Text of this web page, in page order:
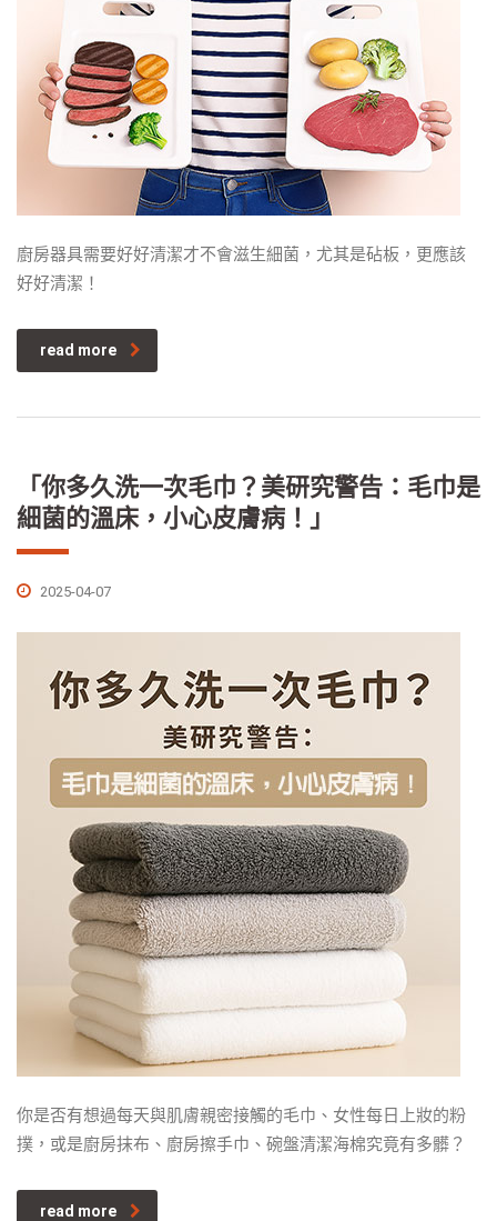
廚房器具需要好好清潔才不會滋生細菌，尤其是砧板，更應該
好好清潔！
read more
「你多久洗一次毛巾？美研究警告：毛巾是
細菌的溫床，小心皮膚病！」
2025-04-07
你是否有想過每天與肌膚親密接觸的毛巾、女性每日上妝的粉
撲，或是廚房抹布、廚房擦手巾、碗盤清潔海棉究竟有多髒？
read more